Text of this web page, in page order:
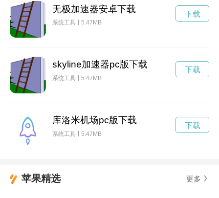
无极加速器安卓下载
系统工具 5.47MB
下载
skyline加速器pc版下载
系统工具 5.47MB
下载
库洛米机场pc版下载
系统工具 5.47MB
下载
苹果精选 更多